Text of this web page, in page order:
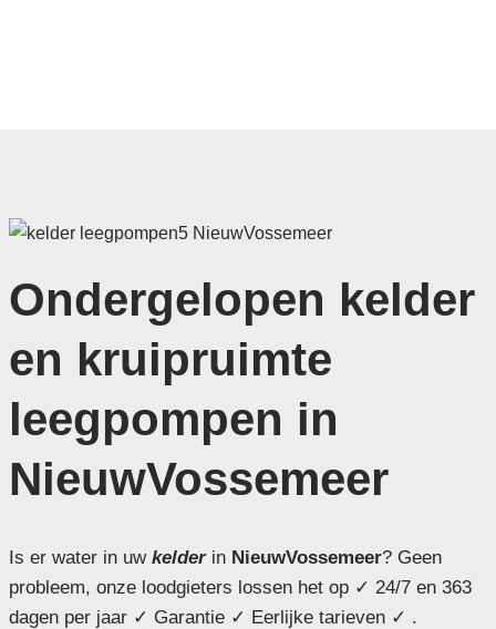
Ondergelopen kelder
en kruipruimte
leegpompen in
NieuwVossemeer
Is er water in uw kelderin NieuwVossemeer? Geen
probleem, onze loodgieters lossen het op ✓ 24/7 en 363
dagen per jaar ✓ Garantie ✓ Eerlijke tarieven ✓ .